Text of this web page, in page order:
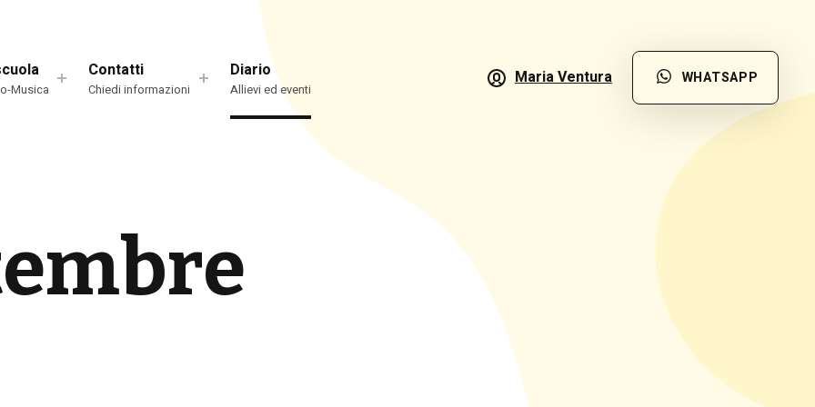
Musica
Contatti
Chiedi informazioni
Diario
Allievi ed eventi
Maria Ventura WHATSAPP